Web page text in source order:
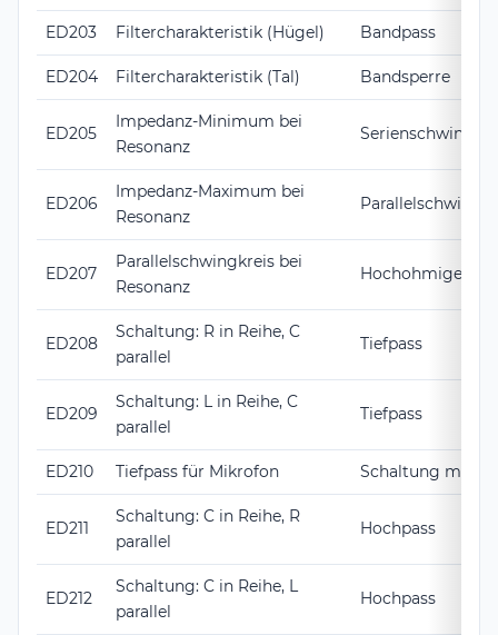
ED203 Filtercharakteristik (Hügel) Bandpass
ED204 Filtercharakteristik (Tal) Bandsperre
ED205
Impedanz-Minimum bei
Resonanz
ED206
Impedanz-Maximum bei
Resonanz
ED207
Parallelschwingkreis bei
Resonanz
Hochohmiger
ED208
Schaltung: R in Reihe, C
parallel
Tiefpass
ED209
Schaltung: L in Reihe, C
parallel
Tiefpass
ED210 Tiefpass für Mikrofon Schaltung mit C
ED211
Schaltung: C in Reihe, R
parallel
Hochpass
ED212
Schaltung: C in Reihe, L
parallel
Hochpass